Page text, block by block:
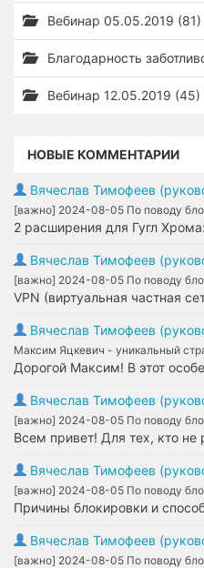
Вебинар 05.05.2019 (81)
Благодарность
Вебинар 12.05.2019 (45)
НОВЫЕ КОММЕНТАРИИ
Вячеслав Тимофеев
[важно] 2024-08-05 По поводу
2 расширения для Гугл
Вячеслав Тимофеев
[важно] 2024-08-05 По поводу
VPN (виртуальная частная
Вячеслав Тимофеев
Максим Яцкевич - уникальный
Дорогой Максим! В этот
Вячеслав Тимофеев
[важно] 2024-08-05 По поводу
Всем привет! Для тех, кто
Вячеслав Тимофеев
[важно] 2024-08-05 По поводу
Причины блокировки и
Вячеслав Тимофеев
[важно] 2024-08-05 По поводу